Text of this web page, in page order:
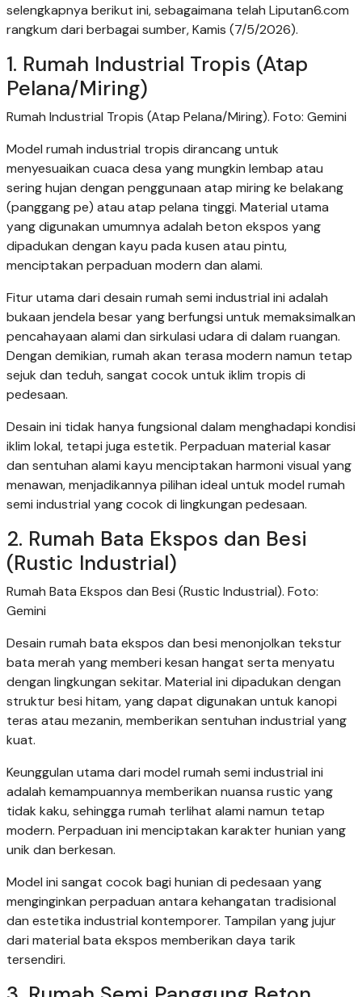
selengkapnya berikut ini, sebagaimana telah Liputan6.com
rangkum dari berbagai sumber, Kamis (7/5/2026).
1. Rumah Industrial Tropis (Atap
Pelana/Miring)
Rumah Industrial Tropis (Atap Pelana/Miring). Foto: Gemini
Model rumah industrial tropis dirancang untuk
menyesuaikan cuaca desa yang mungkin lembap atau
sering hujan dengan penggunaan atap miring ke belakang
(panggang pe) atau atap pelana tinggi. Material utama
yang digunakan umumnya adalah beton ekspos yang
dipadukan dengan kayu pada kusen atau pintu,
menciptakan perpaduan modern dan alami.
Fitur utama dari desain rumah semi industrial ini adalah
bukaan jendela besar yang berfungsi untuk memaksimalkan
pencahayaan alami dan sirkulasi udara di dalam ruangan.
Dengan demikian, rumah akan terasa modern namun tetap
sejuk dan teduh, sangat cocok untuk iklim tropis di
pedesaan.
Desain ini tidak hanya fungsional dalam menghadapi kondisi
iklim lokal, tetapi juga estetik. Perpaduan material kasar
dan sentuhan alami kayu menciptakan harmoni visual yang
menawan, menjadikannya pilihan ideal untuk model rumah
semi industrial yang cocok di lingkungan pedesaan.
2. Rumah Bata Ekspos dan Besi
(Rustic Industrial)
Rumah Bata Ekspos dan Besi (Rustic Industrial). Foto:
Gemini
Desain rumah bata ekspos dan besi menonjolkan tekstur
bata merah yang memberi kesan hangat serta menyatu
dengan lingkungan sekitar. Material ini dipadukan dengan
struktur besi hitam, yang dapat digunakan untuk kanopi
teras atau mezanin, memberikan sentuhan industrial yang
kuat.
Keunggulan utama dari model rumah semi industrial ini
adalah kemampuannya memberikan nuansa rustic yang
tidak kaku, sehingga rumah terlihat alami namun tetap
modern. Perpaduan ini menciptakan karakter hunian yang
unik dan berkesan.
Model ini sangat cocok bagi hunian di pedesaan yang
menginginkan perpaduan antara kehangatan tradisional
dan estetika industrial kontemporer. Tampilan yang jujur
dari material bata ekspos memberikan daya tarik
tersendiri.